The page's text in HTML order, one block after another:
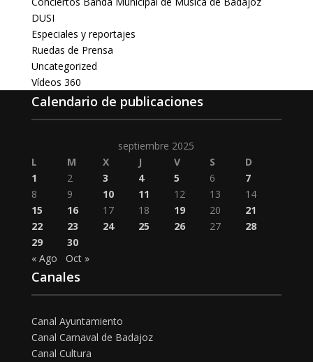
DUSI
Especiales y reportajes
Ruedas de Prensa
Uncategorized
Vídeos 360
Calendario de publicaciones
septiembre 2025
L
M X J V S
D
1
2 3 4 5 6
7
8
9 10 11 12 13
14
15
16 17 18 19 20
21
22
23 24 25 26 27
28
29
30
« Ago
Oct »
Canales
Canal Ayuntamiento
Canal Carnaval de Badajoz
Canal Cultura